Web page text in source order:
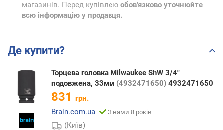
магазинів. Перед купівлею обов'язково уточнюйте
всю інформацію у продавця.
Де купити?
Торцева головка Milwaukee ShW 3/4"
подовжена, 33мм (4932471650) 4932471650
831 грн.
Brain.com.ua
З нами 8 років
(Київ)